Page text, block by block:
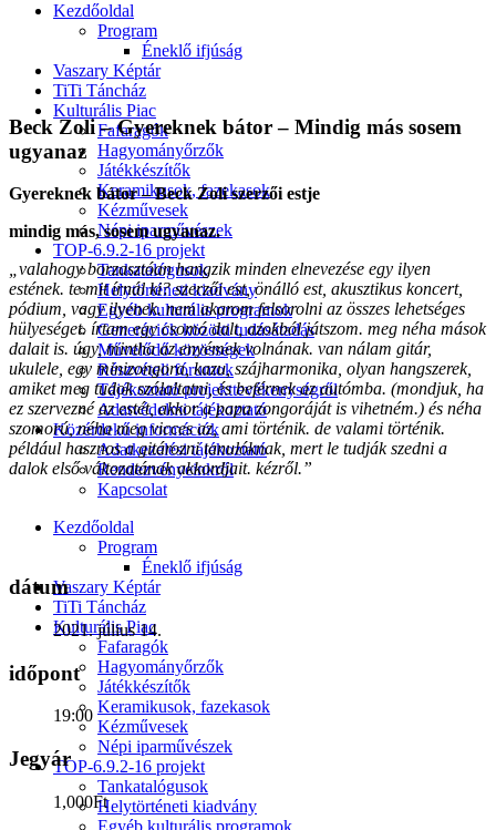
Kezdőoldal
Program
Éneklő ifjúság
Vaszary Képtár
TiTi Táncház
Kulturális Piac
Fafaragók
Hagyományőrzők
Játékkészítők
Keramikusok, fazekasok
Kézművesek
Népi iparművészek
TOP-6.9.2-16 projekt
Tankatalógusok
Helytörténeti kiadvány
Egyéb kulturális programok
Generációk közötti tudásátadás
Művelődő közösségek
Részvételi fórumok
Tájékoztató projekttevékenységről
Adatvédelmi tájékoztató
Közérdekű információk
Adatkezelési tájékoztató
Rendezvényeinkről
Kapcsolat
Kezdőoldal
Program
Éneklő ifjúság
Vaszary Képtár
TiTi Táncház
Kulturális Piac
Fafaragók
Hagyományőrzők
Játékkészítők
Keramikusok, fazekasok
Kézművesek
Népi iparművészek
TOP-6.9.2-16 projekt
Tankatalógusok
Helytörténeti kiadvány
Egyéb kulturális programok
Beck Zoli – Gyereknek bátor – Mindig más sosem
ugyanaz
Gyereknek bátor – Beck Zoli szerzői estje
mindig más, sosem ugyanaz.
„valahogy borzasztóan hangzik minden elnevezése egy ilyen
estének. te mit írnál ki? szerzői est, önálló est, akusztikus koncert,
pódium, vagy ilyenek. nem akarom felsorolni az összes lehetséges
hülyeséget. írtam egy csomó dalt, azokból játszom. meg néha mások
dalait is. úgy, mintha az enyémek volnának. van nálam gitár,
ukulele, egy minizongora, kazu, szájharmonika, olyan hangszerek,
amiket meg tudok szólaltatni, és beférnek az autómba. (mondjuk, ha
ez szervezné az estét, akkor a papa zongoráját is vihetném.) és néha
szomorú, néha meg vicces az, ami történik. de valami történik.
például hasznos a gitározni tanulóknak, mert le tudják szedni a
dalok első változatának akkordjait. kézről.”
dátum
2021. július 14.
időpont
19:00
Jegyár
1,000Ft